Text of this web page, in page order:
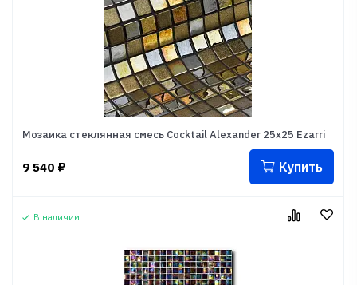
Мозаика стеклянная смесь Cocktail Alexander 25x25 Ezarri
9 540 ₽ Купить
В наличии